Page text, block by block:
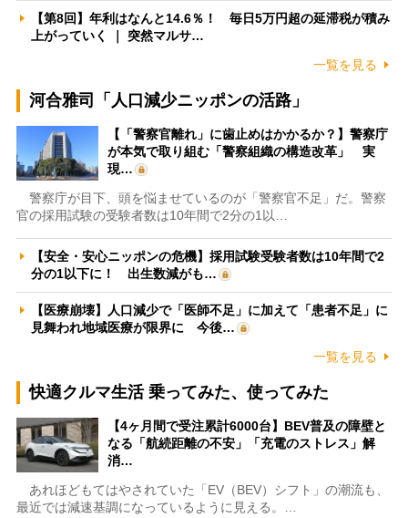
【第8回】年利はなんと14.6％！ 毎日5万円超の延滞税が積み
上がっていく ｜ 突然マルサ…
一覧を見る
河合雅司「人口減少ニッポンの活路」
【「警察官離れ」に歯止めはかかるか？】警察庁
が本気で取り組む「警察組織の構造改革」 実
現…
警察庁が目下、頭を悩ませているのが「警察官不足」だ。警察
官の採用試験の受験者数は10年間で2分の1以…
【安全・安心ニッポンの危機】採用試験受験者数は10年間で2
分の1以下に！ 出生数減がも…
【医療崩壊】人口減少で「医師不足」に加えて「患者不足」に
見舞われ地域医療が限界に 今後…
一覧を見る
快適クルマ生活 乗ってみた、使ってみた
【4ヶ月間で受注累計6000台】BEV普及の障壁と
なる「航続距離の不安」「充電のストレス」解
消…
あれほどもてはやされていた「EV（BEV）シフト」の潮流も、
最近では減速基調になっているように見える。…